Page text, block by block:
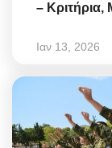
–
Ιαν 13, 2026